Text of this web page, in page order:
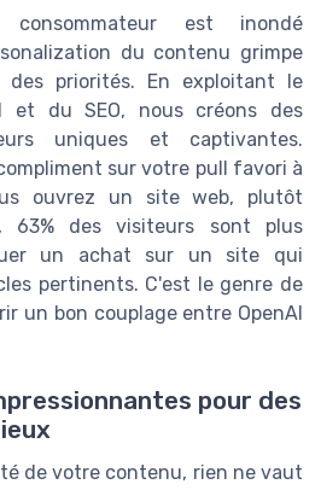
est inondé
du contenu grimpe
priorités. En exploitant le
et du SEO, nous créons des
uniques et captivantes.
sur votre pull favori à
ouvrez un site web, plutôt
63% des visiteurs sont plus
un achat sur un site qui
pertinents. C'est le genre de
un bon couplage entre OpenAI
pour des
de votre contenu, rien ne vaut